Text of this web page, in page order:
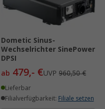
Dometic Sinus-
Wechselrichter SinePower
DPSI
ab 479,- €UVP 960,50 €
Lieferbar
Filialverfügbarkeit: Filiale setzen